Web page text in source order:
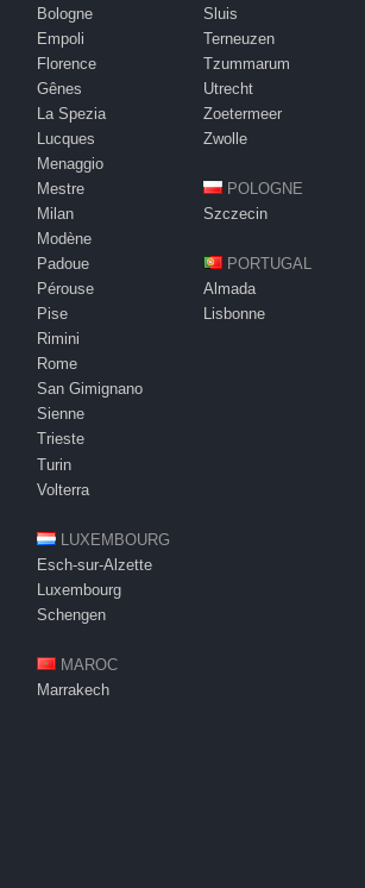
Bologne
Empoli
Florence
Gênes
La Spezia
Lucques
Menaggio
Mestre
Milan
Modène
Padoue
Pérouse
Pise
Rimini
Rome
San Gimignano
Sienne
Trieste
Turin
Volterra
LUXEMBOURG
Esch-sur-Alzette
Luxembourg
Schengen
MAROC
Marrakech
Sluis
Terneuzen
Tzummarum
Utrecht
Zoetermeer
Zwolle
POLOGNE
Szczecin
PORTUGAL
Almada
Lisbonne